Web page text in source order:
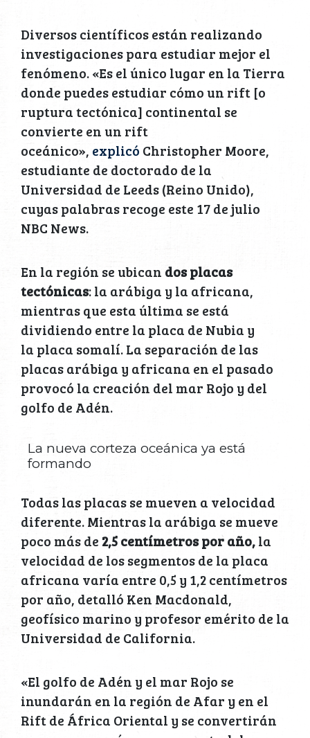
Diversos científicos están realizando
investigaciones para estudiar mejor el
fenómeno. «Es el único lugar en la Tierra
donde puedes estudiar cómo un rift [o
ruptura tectónica] continental se
convierte en un rift
oceánico», explicó Christopher Moore,
estudiante de doctorado de la
Universidad de Leeds (Reino Unido),
cuyas palabras recoge este 17 de julio
NBC News.
En la región se ubican dos placas
tectónicas: la arábiga y la africana,
mientras que esta última se está
dividiendo entre la placa de Nubia y
la placa somalí. La separación de las
placas arábiga y africana en el pasado
provocó la creación del mar Rojo y del
golfo de Adén.
La nueva corteza oceánica ya está
formando
Todas las placas se mueven a velocidad
diferente. Mientras la arábiga se mueve
poco más de 2,5 centímetros por año,la
velocidad de los segmentos de la placa
africana varía entre 0,5 y 1,2 centímetros
por año, detalló Ken Macdonald,
geofísico marino y profesor emérito de la
Universidad de California.
«El golfo de Adén y el mar Rojo se
inundarán en la región de Afar y en el
Rift de África Oriental y se convertirán